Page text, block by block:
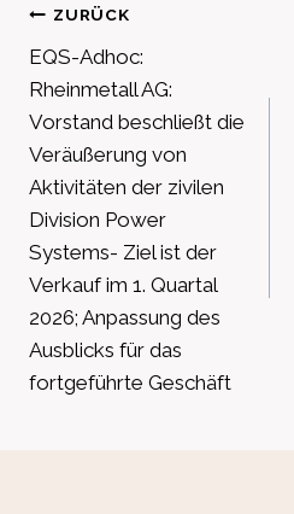
Beitragsnavigation
ZURÜCK
EQS-Adhoc:
Rheinmetall AG:
Vorstand beschließt die
Veräußerung von
Aktivitäten der zivilen
Division Power
Systems- Ziel ist der
Verkauf im 1. Quartal
2026; Anpassung des
Ausblicks für das
fortgeführte Geschäft